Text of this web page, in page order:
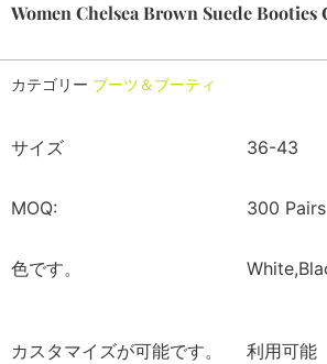
Women Chelsea Brown Suede Booties
カテゴリー ブーツ＆ブーティ
サイズ 36-43
MOQ: 300 Pairs
色です。
カスタマイズが可能です。 利用可能